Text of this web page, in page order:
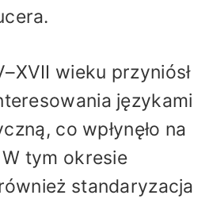
wieku przyniósł
językami
co wpłynęło na
tym okresie
standaryzacja